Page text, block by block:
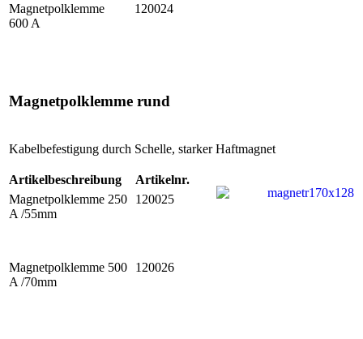
Magnetpolklemme
600 A
120024
Magnetpolklemme rund
Kabelbefestigung durch Schelle, starker Haftmagnet
Artikelbeschreibung
Artikelnr.
Magnetpolklemme 250
A /55mm
120025
Magnetpolklemme 500
A /70mm
120026